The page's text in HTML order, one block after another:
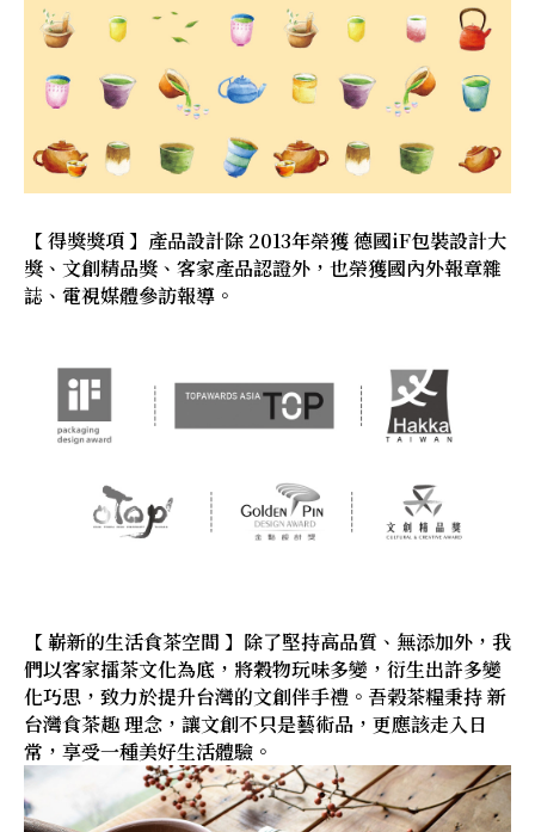
【 得獎獎項 】產品設計除 2013年榮獲 德國iF包裝設計大
獎、文創精品獎、客家產品認證外，也榮獲國內外報章雜
誌、電視媒體參訪報導。
【 嶄新的生活食茶空間 】除了堅持高品質、無添加外，我
們以客家擂茶文化為底，將穀物玩味多變，衍生出許多變
化巧思，致力於提升台灣的文創伴手禮。吾榖茶糧秉持 新
台灣食茶趣 理念，讓文創不只是藝術品，更應該走入日
常，享受一種美好生活體驗。